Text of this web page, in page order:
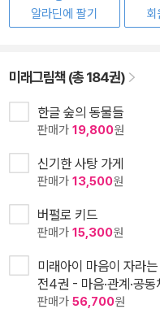
알라딘에 팔기
회
미래그림책 (총 184권)
한글 숲의 동물들
판매가 19,800원
신기한 사탕 가게
판매가 13,500원
버펄로 키드
판매가 15,300원
미래아이 마음이 자라
전4권 - 마음·관계·공동
판매가 56,700원